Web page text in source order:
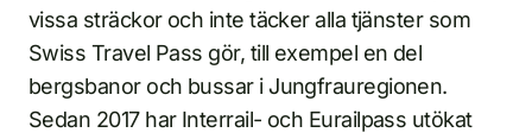
vissa sträckor och inte täcker alla tjänster som
Swiss Travel Pass gör, till exempel en del
bergsbanor och bussar i Jungfrauregionen.
Sedan 2017 har Interrail- och Eurailpass utökat